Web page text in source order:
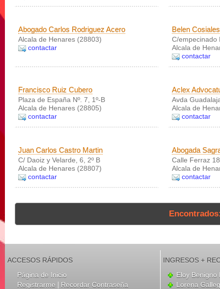
Abogado Carlos Rodriguez Acero
Alcala de Henares (28803)
contactar
Belen
C/empecinado
Alcala de
contactar
Francisco Ruiz Cubero
Plaza de España Nº. 7, 1º-B
Alcala de Henares (28805)
contactar
Aclex
Avda
Alcala de
contactar
Juan Carlos Castro Martin
C/ Daoiz y Velarde, 6, 2º B
Alcala de Henares (28807)
contactar
Abogada
Calle Ferraz 18
Alcala de
contactar
Encontrados
ACCESOS RÁPIDOS
Página de Inicio
Registrarme | Recordar Contraseña
INGRESOS +
Eloy Benigno
Lorena